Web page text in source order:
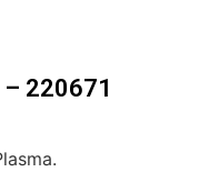
220671